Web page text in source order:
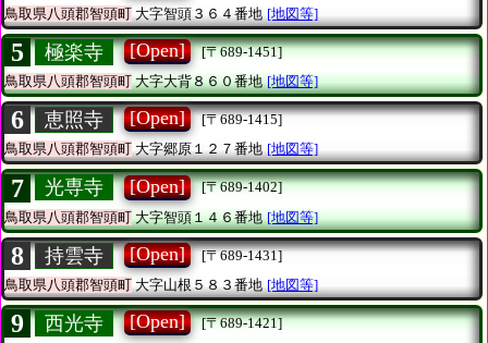
鳥取県八頭郡智頭町 大字智頭３６４番地 [地図等]
5 極楽寺 [Open]
[〒689-1451]
鳥取県八頭郡智頭町大字大背８６０番地 [地図等]
6 恵照寺 [Open]
[〒689-1415]
鳥取県八頭郡智頭町大字郷原１２７番地 [地図等]
7 光専寺 [Open]
[〒689-1402]
鳥取県八頭郡智頭町大字智頭１４６番地 [地図等]
8 持雲寺 [Open]
[〒689-1431]
鳥取県八頭郡智頭町大字山根５８３番地 [地図等]
9 西光寺 [Open]
[〒689-1421]